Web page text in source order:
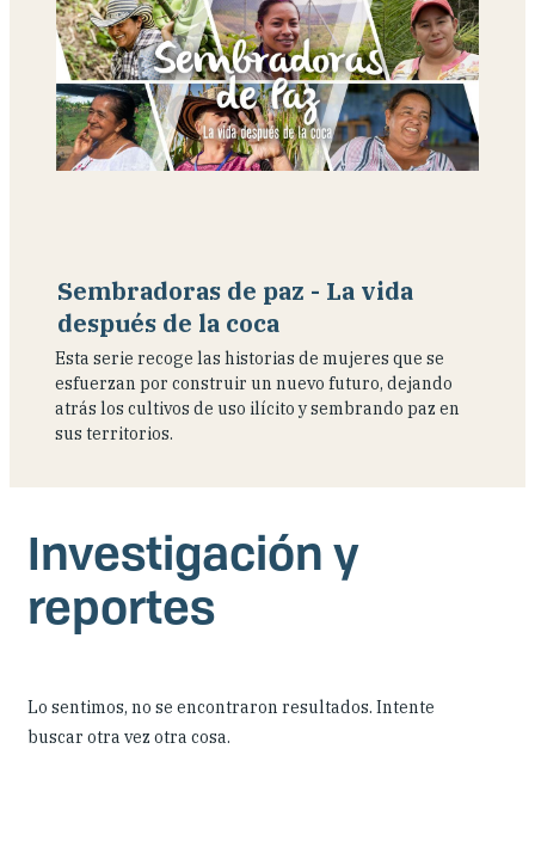
Sembradoras de paz - La vida
después de la coca
Esta serie recoge las historias de mujeres que se
esfuerzan por construir un nuevo futuro, dejando
atrás los cultivos de uso ilícito y sembrando paz en
sus territorios.
Investigación y
reportes
Lo sentimos, no se encontraron resultados. Intente
buscar otra vez otra cosa.